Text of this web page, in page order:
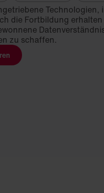
die Fortbildung
zu schaffen.